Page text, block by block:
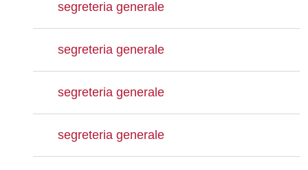
segreteria generale
segreteria generale
segreteria generale
segreteria generale